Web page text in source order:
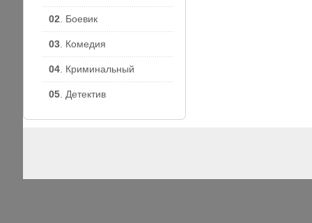
02 . Боевик
03 . Комедия
04 . Криминальный
05 . Детектив